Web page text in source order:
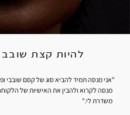
להיות קצת
"אני מנסה תמיד להביא סוג של קסם שובבי
מנסה לקרוא ולהבין את האישיות של
משדרת לי."